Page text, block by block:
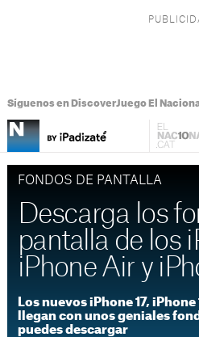
Síguenos en DiscoverJuego El
FONDOS DE PANTALLA
Descarga los
pantalla de los
iPhone Air y
Los nuevos iPhone 17,
llegan con unos geniales
puedes descargar